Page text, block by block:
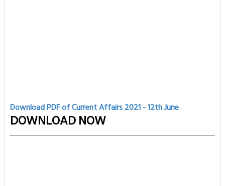
Download PDF of Current Affairs 2021 - 12thJune
DOWNLOAD NOW